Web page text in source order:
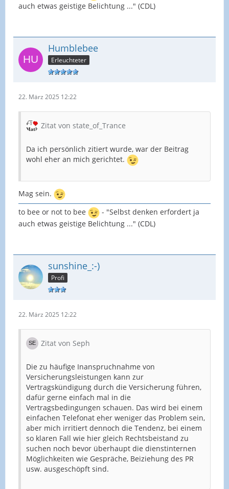
auch etwas geistige Belichtung ..." (CDL)
Humblebee
Erleuchteter
22. März 2025 12:22
Zitat von state_of_Trance
Da ich persönlich zitiert wurde, war der Beitrag
wohl eher an mich gerichtet.
Mag sein.
to bee or not to bee
- "Selbst denken erfordert ja
auch etwas geistige Belichtung ..." (CDL)
sunshine_:-)
Profi
22. März 2025 12:22
Zitat von Seph
Die zu häufige Inanspruchnahme von
Versicherungsleistungen kann zur
Vertragskündigung durch die Versicherung führen,
dafür gerne einfach mal in die
Vertragsbedingungen schauen. Das wird bei einem
einfachen Telefonat eher weniger das Problem sein,
aber mich irritiert dennoch die Tendenz, bei einem
so klaren Fall wie hier gleich Rechtsbeistand zu
suchen noch bevor überhaupt die dienstinternen
Möglichkeiten wie Gespräche, Beiziehung des PR
usw. ausgeschöpft sind.